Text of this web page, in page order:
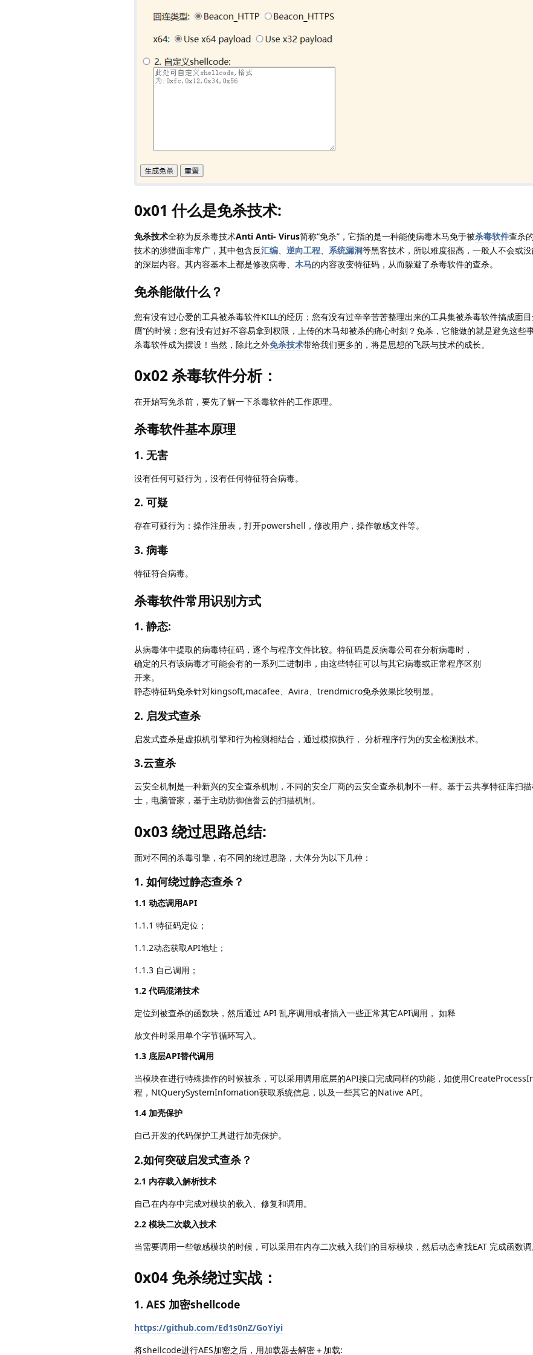
0x01 什么是免杀技术:
免杀技术全称为反杀毒技术Anti Anti- Virus简称“免杀”，它指的是一种能使病毒木马免于被杀毒软件查杀
技术的涉猎面非常广，其中包含反汇编 逆向工程 系统漏洞等黑客技术，所以难度很高，一般人不会或
的深层内容。其内容基本上都是修改病毒、 木马的内容改变特征码，从而躲避了杀毒软件的查杀。
免杀能做什么？
您有没有过心爱的工具被杀毒软件KILL的经历；您有没有过辛辛苦苦整理出来的工具集被杀毒软件搞成面
膺”的时候；您有没有过好不容易拿到权限，上传的木马却被杀的痛心时刻？免杀，它能做的就是避免这些
杀毒软件成为摆设！当然，除此之外免杀技术带给我们更多的，将是思想的飞跃与技术的成长。
0x02 杀毒软件分析：
在开始写免杀前，要先了解一下杀毒软件的工作原理。
杀毒软件基本原理
1. 无害
没有任何可疑行为，没有任何特征符合病毒。
2. 可疑
存在可疑行为：操作注册表，打开powershell，修改用户，操作敏感文件等。
3. 病毒
特征符合病毒。
杀毒软件常用识别方式
1. 静态:
从病毒体中提取的病毒特征码，逐个与程序文件比较。特征码是反病毒公司在分析病毒时，
确定的只有该病毒才可能会有的一系列二进制串，由这些特征可以与其它病毒或正常程序区别
开来。
静态特征码免杀针对kingsoft,macafee、Avira、trendmicro免杀效果比较明显。
2. 启发式查杀
启发式查杀是虚拟机引擎和行为检测相结合，通过模拟执行， 分析程序行为的安全检测技术。
3.云查杀
云安全机制是一种新兴的安全查杀机制，不同的安全厂商的云安全查杀机制不一样。基于云共享特征库扫
士，电脑管家，基于主动防御信誉云的扫描机制。
0x03 绕过思路总结:
面对不同的杀毒引擎，有不同的绕过思路，大体分为以下几种：
1. 如何绕过静态查杀？
1.1 动态调用API
1.1.1 特征码定位；
1.1.2动态获取API地址；
1.1.3 自己调用；
1.2 代码混淆技术
定位到被查杀的函数块，然后通过 API 乱序调用或者插入一些正常其它API调用， 如释
放文件时采用单个字节循环写入。
1.3 底层API替代调用
当模块在进行特殊操作的时候被杀，可以采用调用底层的API接口完成同样的功能，如使用
程，NtQuerySystemInfomation获取系统信息，以及一些其它的Native API。
1.4 加壳保护
自己开发的代码保护工具进行加壳保护。
2.如何突破启发式查杀？
2.1 内存载入解析技术
自己在内存中完成对模块的载入、修复和调用。
2.2 模块二次载入技术
当需要调用一些敏感模块的时候，可以采用在内存二次载入我们的目标模块，然后动态查找EAT 完成函数调
0x04 免杀绕过实战：
1. AES 加密shellcode
https://github.com/Ed1s0nZ/GoYiyi
将shellcode进行AES加密之后，用加载器去解密＋加载: